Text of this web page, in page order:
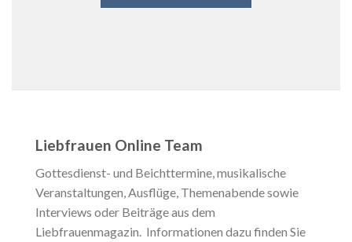
Liebfrauen Online Team
Gottesdienst- und Beichttermine, musikalische
Veranstaltungen, Ausflüge, Themenabende sowie
Interviews oder Beiträge aus dem
Liebfrauenmagazin. Informationen dazu finden Sie